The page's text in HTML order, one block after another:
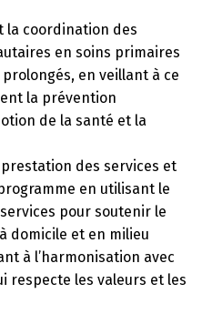
la coordination des
en soins primaires
prolongés, en veillant à ce
la prévention
de la santé et la
des services et
en utilisant le
pour soutenir le
domicile et en milieu
à l’harmonisation avec
respecte les valeurs et les